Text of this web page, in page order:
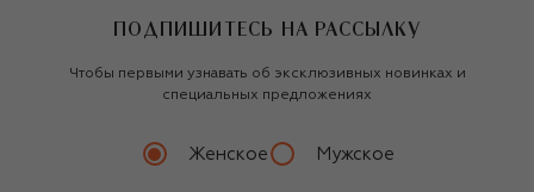
ПОДПИШИТЕСЬ НА РАССЫЛКУ
Чтобы первыми узнавать об эксклюзивных новинках и
специальных предложениях
Женское Мужское